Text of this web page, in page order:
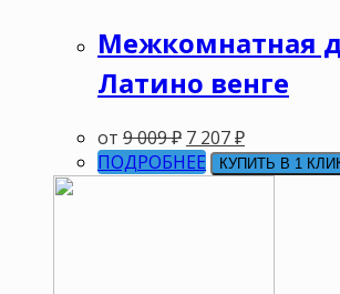
Межкомнатная
Латино венге
от 9 009₽ 7 207₽
ПОДРОБНЕЕ
КУПИТЬ В 1